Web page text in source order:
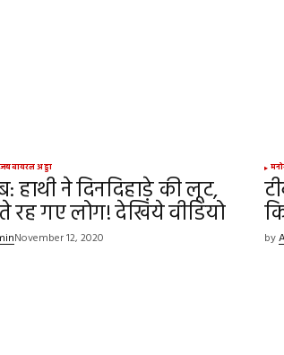
website in
I
वायरल अड्डा
हाथी ने दिनदिहाड़े की लूट,
रह गए लोग! देखिये वीडियो
November 12, 2020 by